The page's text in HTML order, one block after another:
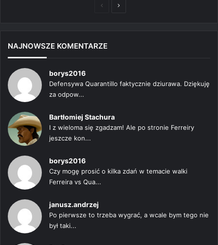
PoprzedniaNastępna
NAJNOWSZE KOMENTARZE
borys2016
Defensywa Quarantillo faktycznie dziurawa. Dziękuję
za odpow...
Bartłomiej Stachura
I z wieloma się zgadzam! Ale po stronie Ferreiry
jeszcze kon...
borys2016
Czy mogę prosić o kilka zdań w temacie walki
Ferreira vs Qua...
janusz.andrzej
Po pierwsze to trzeba wygrać, a wcale bym tego nie
był taki...